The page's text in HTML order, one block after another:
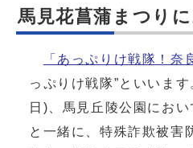
馬見花菖蒲まつり
「あっぷりけ戦隊！奈
っぷりけ戦隊”といいま
日)、馬見丘陵公園にお
と一緒に、特殊詐欺被害